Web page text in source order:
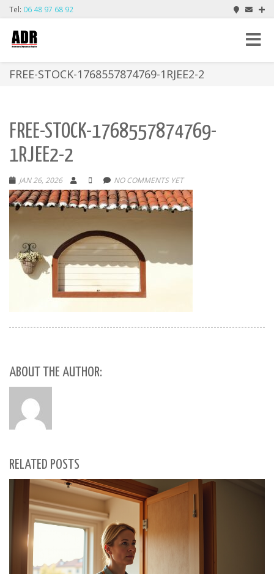
Tel: 06 48 97 68 92
Toggle
FREE-STOCK-1768557874769-1RJEE2-2
FREE-STOCK-1768557874769-
1RJEE2-2
JAN 26, 2026 NO COMMENTS YET
ABOUT THE AUTHOR:
RELATED POSTS